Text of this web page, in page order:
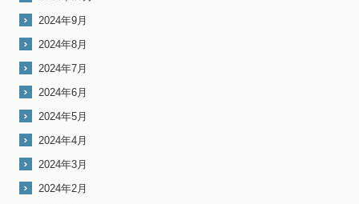
2024年9月
2024年8月
2024年7月
2024年6月
2024年5月
2024年4月
2024年3月
2024年2月